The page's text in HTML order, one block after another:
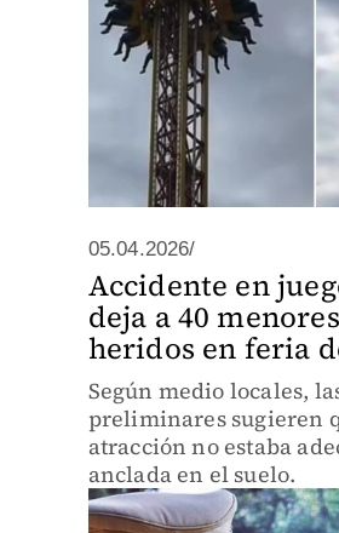
05.04.2026/
Accidente en
deja a 40
heridos en feria
Según medio locales,
preliminares sugieren
atracción no estaba
anclada en el suelo.